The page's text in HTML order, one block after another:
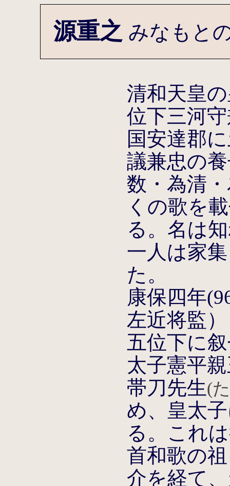
源重之 みなもと
清和天皇
位下三河
国安達郡
議兼忠の
数・為清
くの歌を
る。名は
一人は家
た。
康保四年
左近将監
五位下に
太子憲平
帯刀先生(
め、皇太
る。これ
首和歌の
介を経て